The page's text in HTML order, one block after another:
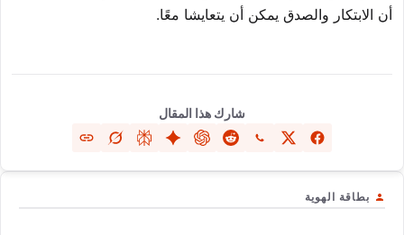
أن الابتكار والصدق يمكن أن يتعايشا معًا.
شارك هذا المقال
بطاقة الهوية